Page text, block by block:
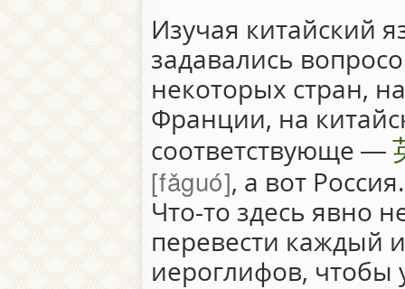
Изучая китайский
задавались
некоторых стран,
Франции, на
соответствующе —
fǎguó , а вот
Что-то здесь явно
перевести каждый
иероглифов, чтобы